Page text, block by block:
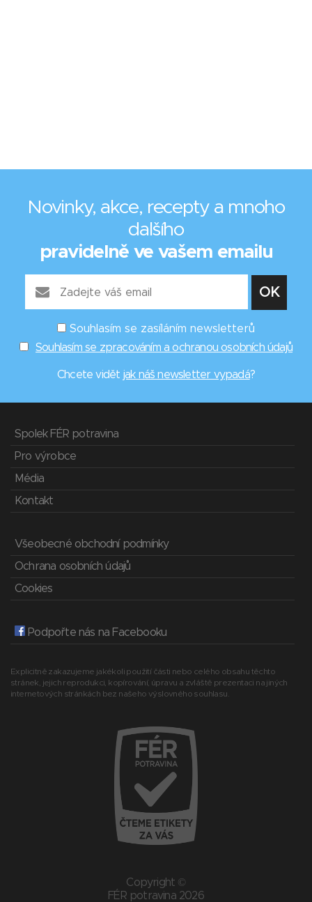
Novinky, akce, recepty a mnoho
dalšího
pravidelně ve vašem emailu
Souhlasím se zasíláním newsletterů
Souhlasím se zpracováním a ochranou osobních údajů
Chcete vidět jak náš newsletter vypadá?
Spolek FÉR potravina
Pro výrobce
Média
Kontakt
Všeobecné obchodní podmínky
Ochrana osobních údajů
Cookies
Podpořte nás na Facebooku
Explicitně zakazujeme jakékoli použití části nebo celého obsahu těchto
stránek, jejich reprodukci, kopírování, úpravu a zvláště prezentaci na jiných
internetových stránkách bez našeho výslovného souhlasu.
Copyright ©
FÉR potravina 2026